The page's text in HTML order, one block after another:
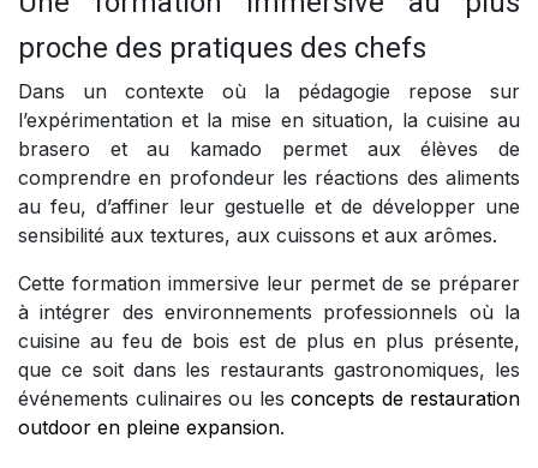
proche des pratiques des chefs
Dans un contexte où la pédagogie repose sur
l’expérimentation et la mise en situation, la cuisine au
brasero et au kamado permet aux élèves de
comprendre en profondeur les réactions des aliments
au feu, d’affiner leur gestuelle et de développer une
sensibilité aux textures, aux cuissons et aux arômes.
Cette formation immersive leur permet de se préparer
à intégrer des environnements professionnels où la
cuisine au feu de bois est de plus en plus présente,
que ce soit dans les restaurants gastronomiques, les
événements culinaires ou les concepts de restauration
outdoor en pleine expansion.